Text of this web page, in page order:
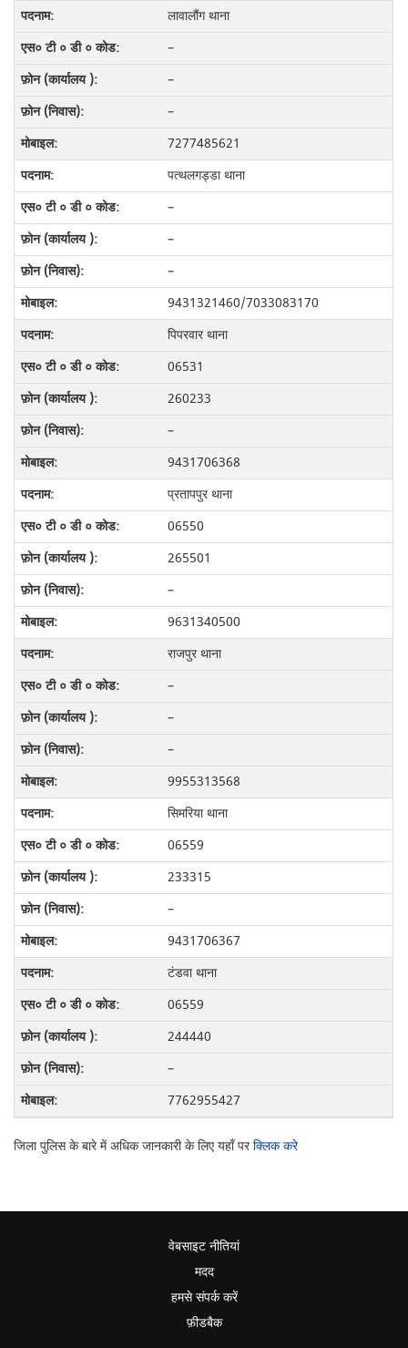
लावालौंग थाना
–
–
–
7277485621
पत्थलगड्डा थाना
–
–
–
9431321460/7033083170
पिपरवार थाना
06531
260233
–
9431706368
प्रतापपुर थाना
06550
265501
–
9631340500
राजपुर थाना
–
–
–
9955313568
सिमरिया थाना
06559
233315
–
9431706367
टंडवा थाना
06559
244440
–
7762955427
जिला पुलिस के बारे में अधिक जानकारी के लिए यहाँ परक्लिक करे
वेबसाइट नीतियां
मदद
हमसे संपर्क करें
फ़ीडबैक